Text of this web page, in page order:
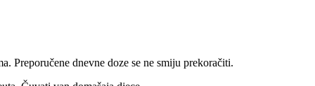
Preporučene dnevne doze se ne smiju prekoračiti.